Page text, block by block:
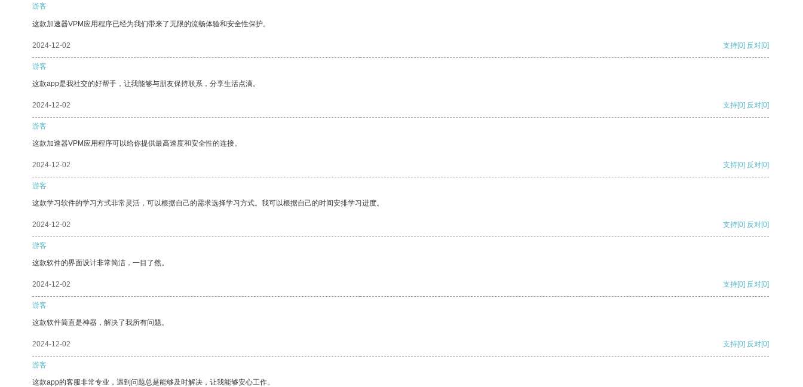
游客
这款加速器VPM应用程序已经为我们带来了无限的流畅体验和安全性保护。
2024-12-02 支持[0] 反对[0]
游客
这款app是我社交的好帮手，让我能够与朋友保持联系，分享生活点滴。
2024-12-02 支持[0] 反对[0]
游客
这款加速器VPM应用程序可以给你提供最高速度和安全性的连接。
2024-12-02 支持[0] 反对[0]
游客
这款学习软件的学习方式非常灵活，可以根据自己的需求选择学习方式。我可以根据自己的时间安排学习进度。
2024-12-02 支持[0] 反对[0]
游客
这款软件的界面设计非常简洁，一目了然。
2024-12-02 支持[0] 反对[0]
游客
这款软件简直是神器，解决了我所有问题。
2024-12-02 支持[0] 反对[0]
游客
这款app的客服非常专业，遇到问题总是能够及时解决，让我能够安心工作。